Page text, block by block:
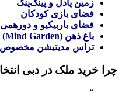
زمین پادل و پینگ‌پنگ
فضای بازی کودکان
فضای باربیکیو و دورهمی
باغ ذهن (Mind Garden) برای آرامش و تمرکز
تراس مدیتیشن
چرا خرید ملک در دبی